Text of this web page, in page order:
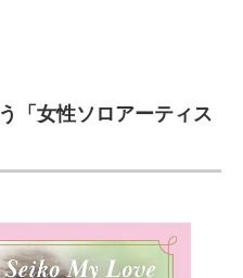
「女性ソロアーティス